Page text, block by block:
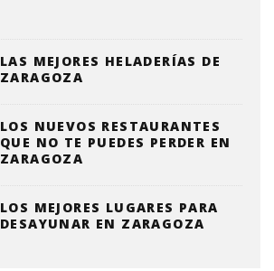
LAS MEJORES HELADERÍAS DE
ZARAGOZA
LOS NUEVOS RESTAURANTES
QUE NO TE PUEDES PERDER EN
ZARAGOZA
LOS MEJORES LUGARES PARA
DESAYUNAR EN ZARAGOZA